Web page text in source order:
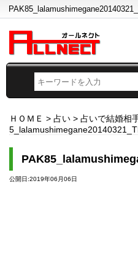
ＨＯＭＥ > 占い > 占いで結婚相
公開日:2019年06月06日